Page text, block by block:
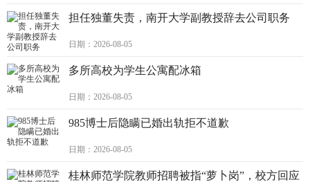
担任独董失责，南开大学副教授辞去公司职务
日期：2026-08-05
多所高校为学生公寓配冰箱
日期：2026-08-05
985博士后隐瞒已婚出轨拒不道歉
日期：2026-08-05
桂林师范学院教师招聘被指“萝卜岗”，校方回应